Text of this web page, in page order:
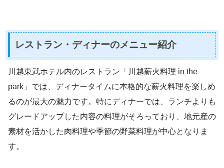
レストラン・ディナーのメニュー紹介
川越東武ホテル内のレストラン「川越薪火料理 in the
park」では、ディナータイムに本格的な薪火料理を楽しめ
るのが最大の魅力です。特にディナーでは、ランチよりも
グレードアップした内容の料理がそろっており、地元産の
素材を活かした肉料理や季節の野菜料理が中心となりま
す。